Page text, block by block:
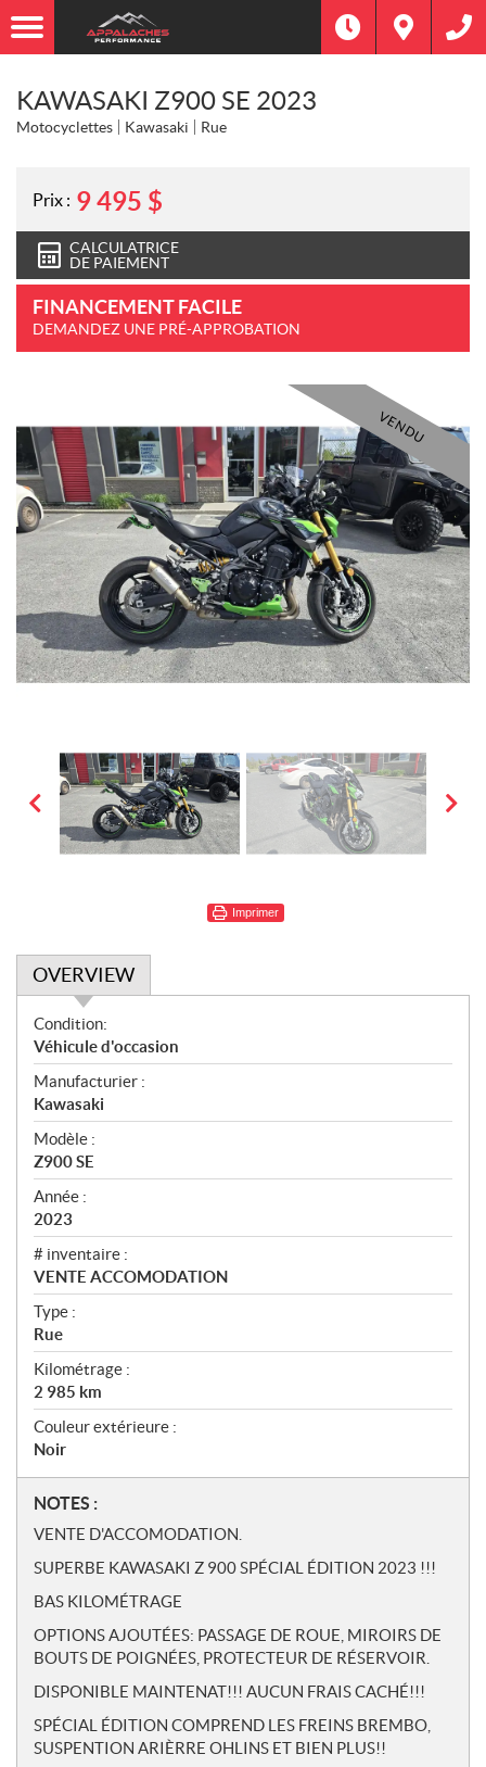
KAWASAKI Z900 SE 2023
Motocyclettes Kawasaki Rue
Prix : 9 495 $
CALCULATRICE
DE PAIEMENT
FINANCEMENT FACILE
DEMANDEZ UNE PRÉ-APPROBATION
VENDU
Imprimer
OVERVIEW
O
v
e
r
v
i
e
w
Condition:
Véhicule d'occasion
Manufacturier :
Kawasaki
Modèle :
Z900 SE
Année :
2023
# inventaire :
VENTE ACCOMODATION
Type :
Rue
Kilométrage :
2 985 km
Couleur extérieure :
Noir
N
o
e
s
NOTES :
VENTE D'ACCOMODATION.
SUPERBE KAWASAKI Z 900 SPÉCIAL ÉDITION 2023 !!!
BAS KILOMÉTRAGE
OPTIONS AJOUTÉES: PASSAGE DE ROUE, MIROIRS DE
BOUTS DE POIGNÉES, PROTECTEUR DE RÉSERVOIR.
DISPONIBLE MAINTENAT!!! AUCUN FRAIS CACHÉ!!!
SPÉCIAL ÉDITION COMPREND LES FREINS BREMBO,
SUSPENTION ARIÈRRE OHLINS ET BIEN PLUS!!